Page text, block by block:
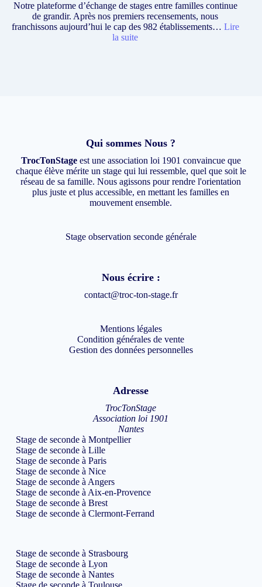
Notre plateforme d’échange de stages entre familles continue
de grandir. Après nos premiers recensements, nous
franchissons aujourd’hui le cap des 982 établissements… Lire
la suite:
Qui sommes Nous ?
TrocTonStageest une association loi 1901 convaincue que
chaque élève mérite un stage qui lui ressemble, quel que soit le
réseau de sa famille. Nous agissons pour rendre l'orientation
plus juste et plus accessible, en mettant les familles en
mouvement ensemble.
Stage observation seconde générale
Nous écrire :
contact@troc-ton-stage.fr
Mentions légales
Condition générales de vente
Gestion des données personnelles
Adresse
TrocTonStage
Association loi 1901
Nantes
Stage de seconde à Montpellier
Stage de seconde à Lille
Stage de seconde à Paris
Stage de seconde à Nice
Stage de seconde à Angers
Stage de seconde à Aix-en-Provence
Stage de seconde à Brest
Stage de seconde à Clermont-Ferrand
Stage de seconde à Strasbourg
Stage de seconde à Lyon
Stage de seconde à Nantes
Stage de seconde à Toulouse